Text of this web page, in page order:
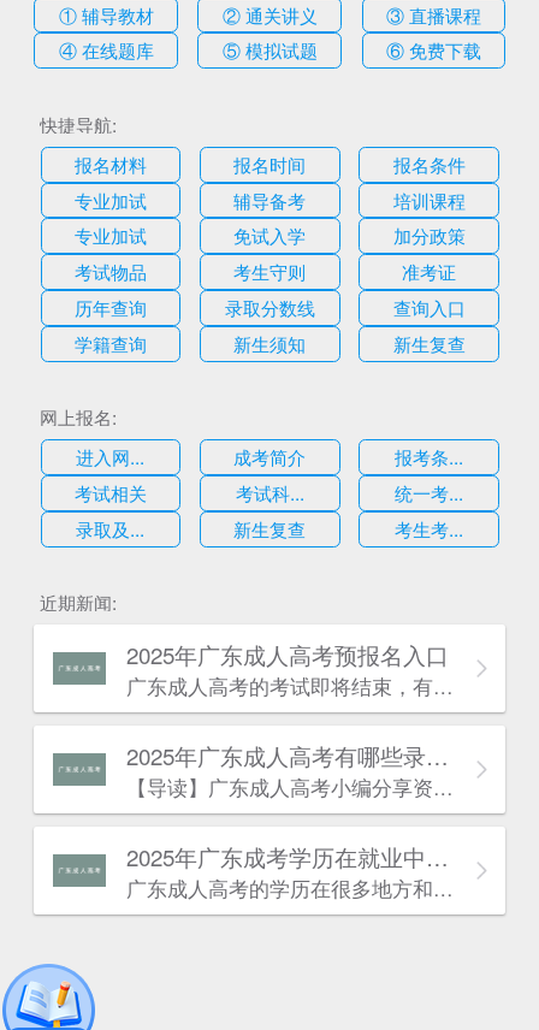
估
① 辅导教材
② 通关讲义
③ 直播课程
④ 在线题库
⑤ 模拟试题 ⑥ 免费下载
快捷导航:
报名材料
报名时间
报名条件
专业加试
辅导备考
培训课程
专业加试
免试入学
加分政策
考试物品
考生守则
准考证
历年查询
录取分数线
查询入口
学籍查询
新生须知 新生复查
网上报名:
进入网...
成考简介
报考条...
考试相关
考试科...
统一考...
录取及...
新生复查 考生考...
近期新闻:
2025年广东成人高考预报名入口
广东成人高考的考试即将结束，有一些考生可能因为某种原因忘记报考今年的广东成人高考，不过没有关系，因为考生也可以为明年的广东成人高考报名做好准备，考生可阅读本文了解详情：
2025年广东成人高考有哪些录取的流程？
【导读】广东成人高考​小编分享资讯：“2024年广东成人高考有哪些录取的流程?“相关内容。最近广东成人高考报名已经结束，广东成人高考考试也快开始了。许多同学对于广东成人高考有一些疑问，针对这些疑问，下面小编就来为大家解答一下，到底是怎么一回事呢?下面就一起来看看吧!
2025年广东成考学历在就业中有什么优势？
广东成人高考的学历在很多地方和普通成考的学历作用是一致的。以下是广东成考网为大家带来的“广东成考学历在就业中有什么优势”相关内容，详情如下：